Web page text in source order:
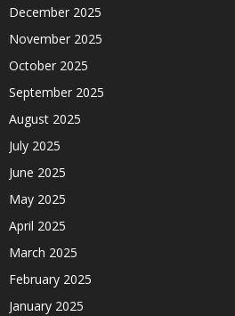
December 2025
November 2025
October 2025
September 2025
August 2025
July 2025
June 2025
May 2025
April 2025
March 2025
February 2025
January 2025